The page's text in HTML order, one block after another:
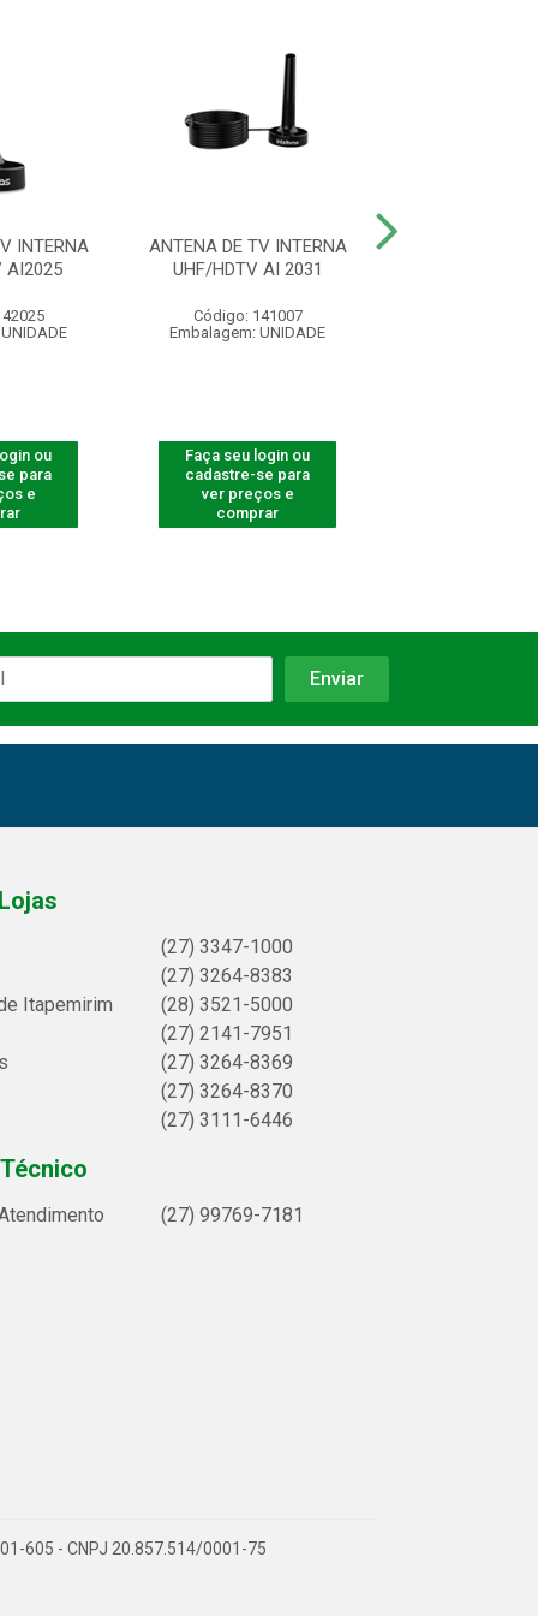
INTERNA
AI2025
ou
para
e
ANTENA DE TV INTERNA
UHF/HDTV AI 2031
Código: 141007
Embalagem: UNIDADE
Faça seu login ou
cadastre-se para
ver preços e
comprar
(27) 3347-1000
(27) 3264-8383
Itapemirim
(28) 3521-5000
(27) 2141-7951
(27) 3264-8369
(27) 3264-8370
(27) 3111-6446
(27) 99769-7181
605 - CNPJ 20.857.514/0001-75